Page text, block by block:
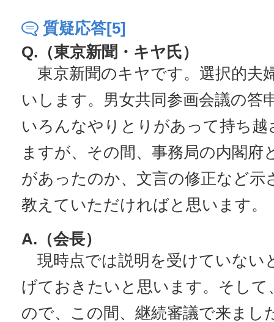
質疑応答[5]
Q.（東京新聞・キヤ氏）
東京新聞のキヤです。選択的夫
いします。男女共同参画会議の答
いろんなやりとりがあって持ち
ますが、その間、事務局の内閣府
があったのか、文言の修正など示
教えていただければと思います。
A.（会長）
現時点では説明を受けていない
げておきたいと思います。そして
ので、この間、継続審議で来まし